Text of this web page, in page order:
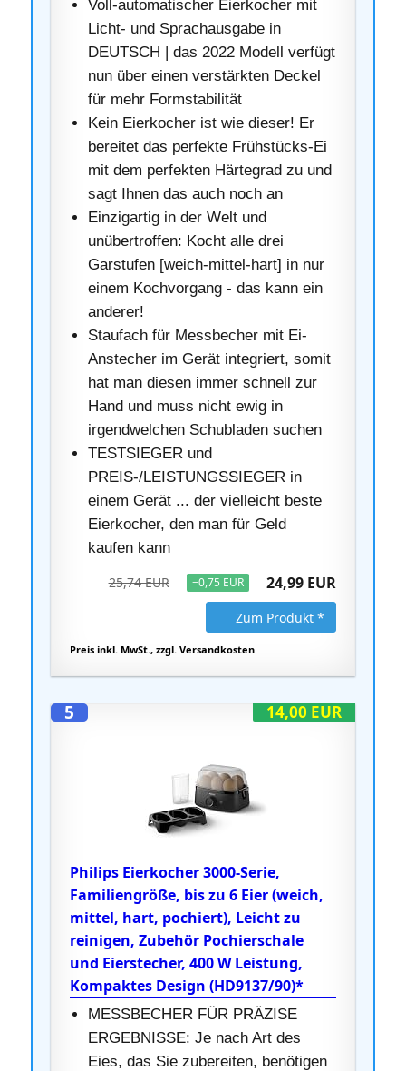
Voll-automatischer Eierkocher mit
Licht- und Sprachausgabe in
DEUTSCH | das 2022 Modell verfügt
nun über einen verstärkten Deckel
für mehr Formstabilität
Kein Eierkocher ist wie dieser! Er
bereitet das perfekte Frühstücks-Ei
mit dem perfekten Härtegrad zu und
sagt Ihnen das auch noch an
Einzigartig in der Welt und
unübertroffen: Kocht alle drei
Garstufen [weich-mittel-hart] in nur
einem Kochvorgang - das kann ein
anderer!
Staufach für Messbecher mit Ei-
Anstecher im Gerät integriert, somit
hat man diesen immer schnell zur
Hand und muss nicht ewig in
irgendwelchen Schubladen suchen
TESTSIEGER und
PREIS-/LEISTUNGSSIEGER in
einem Gerät ... der vielleicht beste
Eierkocher, den man für Geld
kaufen kann
25,74 EUR −0,75 EUR 24,99 EUR
Zum Produkt *
Preis inkl. MwSt., zzgl. Versandkosten
14,00 EUR
5
Philips Eierkocher 3000-Serie,
Familiengröße, bis zu 6 Eier (weich,
mittel, hart, pochiert), Leicht zu
reinigen, Zubehör Pochierschale
und Eierstecher, 400 W Leistung,
Kompaktes Design (HD9137/90)*
MESSBECHER FÜR PRÄZISE
ERGEBNISSE: Je nach Art des
Eies, das Sie zubereiten, benötigen